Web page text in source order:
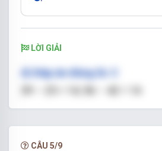
LỜI GIẢI
d)Đáp án đúng là: C
So sánh: 14 = 14. Vậy: Dấu
trống là: =
CÂU 5/9